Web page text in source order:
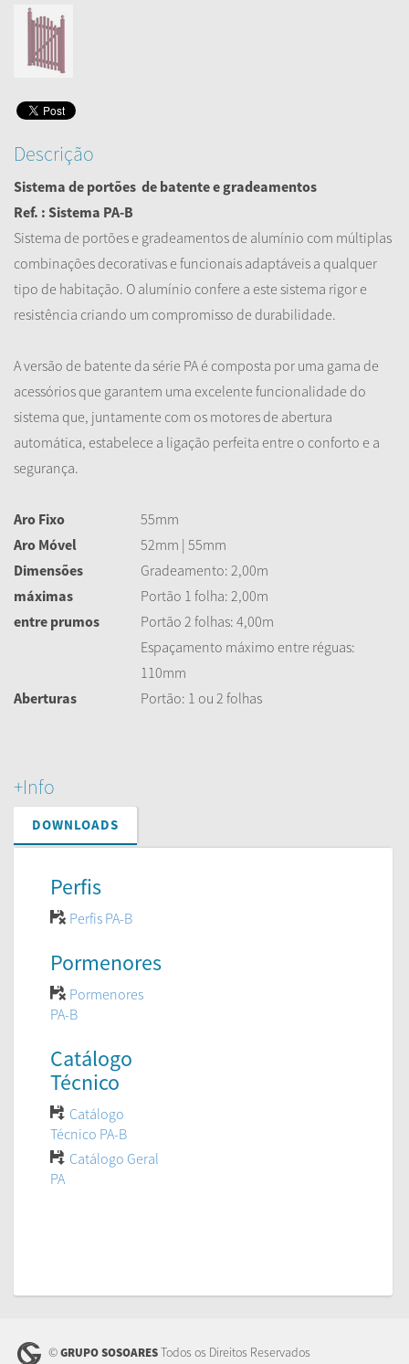
Descrição
Sistema de portões de batentee gradeamentos
Ref. : Sistema PA-B
Sistema de portões e gradeamentos de alumínio com múltiplas
combinações decorativas e funcionais adaptáveis a qualquer
tipo de habitação. O alumínio confere a este sistema rigor e
resistência criando um compromisso de durabilidade.
A versão de batente da série PA é composta por uma gama de
acessórios que garantem uma excelente funcionalidade do
sistema que, juntamente com os motores de abertura
automática, estabelece a ligação perfeita entre o conforto e a
segurança.
Aro Fixo
55mm
Aro Móvel
52mm | 55mm
Dimensões
máximas
entre prumos
Gradeamento: 2,00m
Portão 1 folha: 2,00m
Portão 2 folhas: 4,00m
Espaçamento máximo entre réguas:
110mm
Aberturas
Portão: 1 ou 2 folhas
+Info
DOWNLOADS
Perfis
Perfis PA-B
Pormenores
Pormenores
PA-B
Catálogo
Técnico
Catálogo
Técnico PA-B
Catálogo Geral
PA
©GRUPO SOSOARESTodos os Direitos Reservados